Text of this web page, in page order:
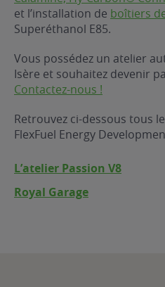
gratuit
?
de mon
et l’installation de boîtiers
Superéthanol E85.
Vous possédez un atelier
Isère et souhaitez devenir
Contactez-nous !
Retrouvez ci-dessous tous
FlexFuel Energy
L’atelier Passion V8
Royal Garage